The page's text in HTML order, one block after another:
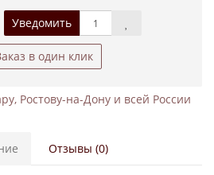
Уведомить
в один клик
Ростову-на-Дону и всей России
Отзывы (0)